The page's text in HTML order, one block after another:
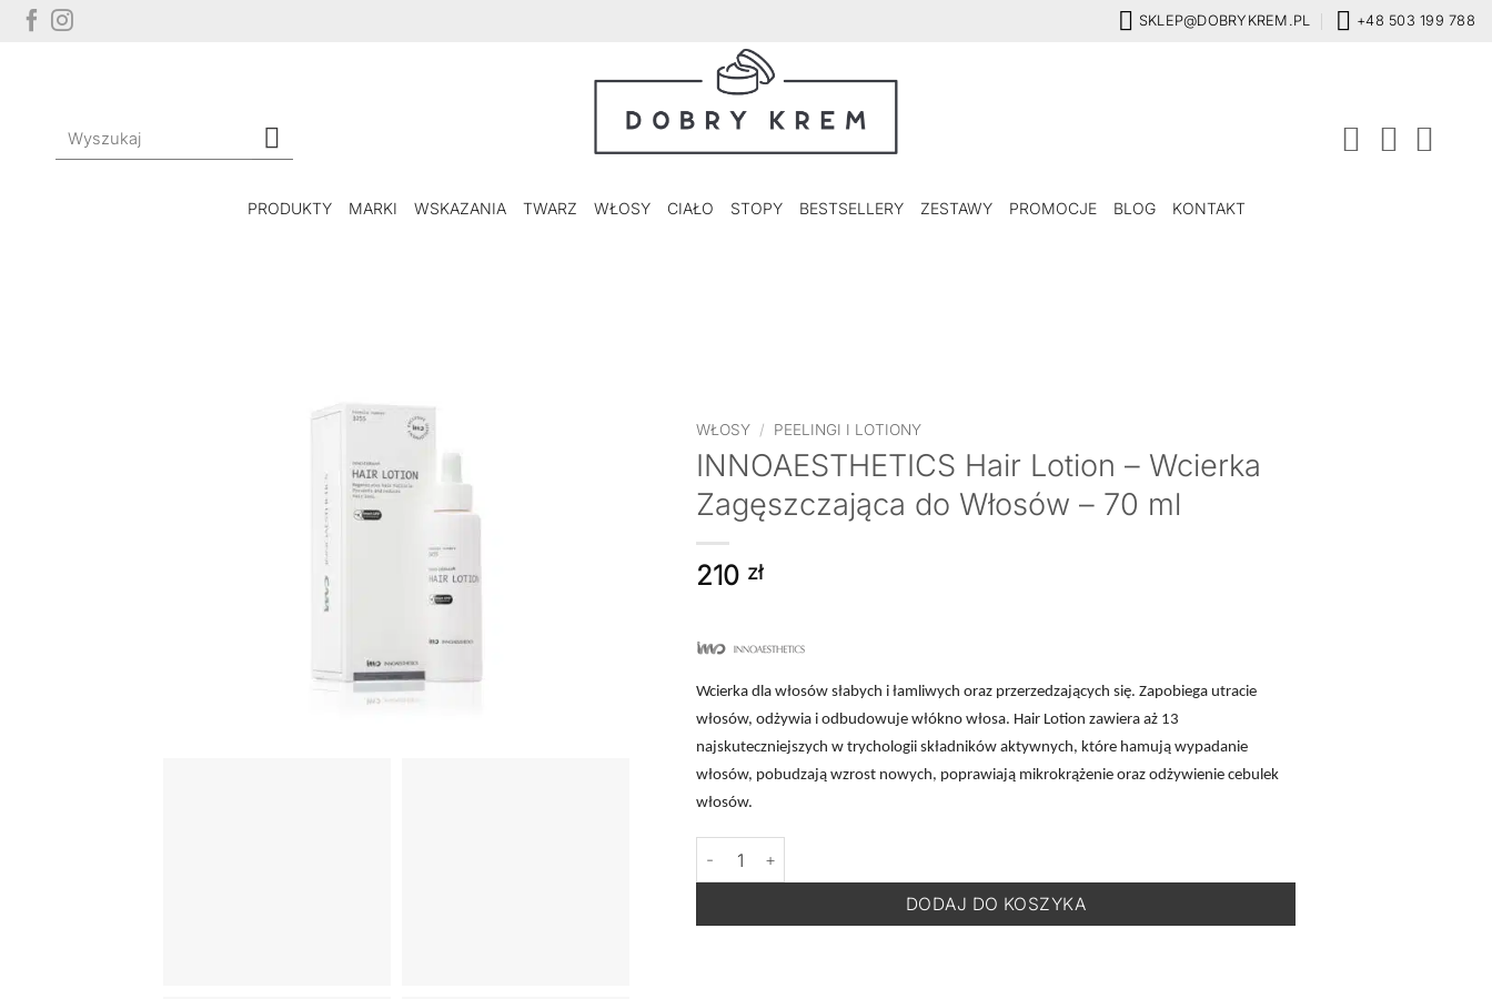
Przewiń
SKLEP@DOBRYKREM.PL +48 503 199 788
Szukaj:
PRODUKTY MARKI WSKAZANIA TWARZ WŁOSY CIAŁO STOPY BESTSELLERY ZESTAWY PROMOCJE BLOG KONTAKT
WŁOSY / PEELINGI I LOTIONY
INNOAESTHETICS Hair Lotion – Wcierka
Zagęszczająca do Włosów – 70 ml
210 zł
Wcierka dla włosów słabych i łamliwych oraz przerzedzających się. Zapobiega utracie
włosów, odżywia i odbudowuje włókno włosa. Hair Lotion zawiera aż 13
najskuteczniejszych w trychologii składników aktywnych, które hamują wypadanie
włosów, pobudzają wzrost nowych, poprawiają mikrokrążenie oraz odżywienie cebulek
włosów.
ilość INNOAESTHETICS Hair Lotion - Wcierka Zagęszczająca do Włosów - 70 ml
DODAJ DO KOSZYKA